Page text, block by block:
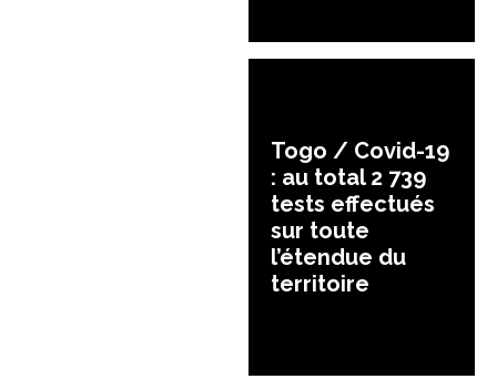
Togo / Covid-19
: au total 2 739
tests effectués
sur toute
l’étendue du
territoire